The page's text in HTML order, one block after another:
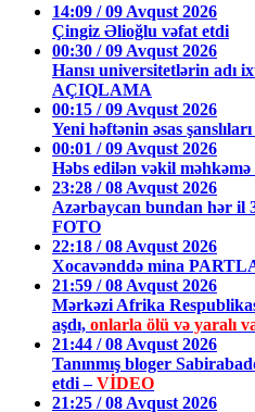
14:09 / 09 Avqust 2026
Çingiz Əlioğlu vəfat etdi
00:30 / 09 Avqust 2026
Hansı universitetlərin adı
AÇIQLAMA
00:15 / 09 Avqust 2026
Yeni həftənin əsas
00:01 / 09 Avqust 2026
Həbs edilən vəkil məhkəmə
23:28 / 08 Avqust 2026
Azərbaycan bundan hər il
FOTO
22:18 / 08 Avqust 2026
Xocavənddə mina
21:59 / 08 Avqust 2026
Mərkəzi Afrika
aşdı, onlarla ölü və yaralı
21:44 / 08 Avqust 2026
Tanınmış bloger
etdi –VİDEO
21:25 / 08 Avqust 2026